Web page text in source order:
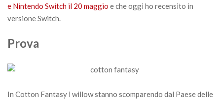
e Nintendo Switch il 20 maggio e che oggi ho recensito in
versione Switch.
Prova
In Cotton Fantasy i willow stanno scomparendo dal Paese delle